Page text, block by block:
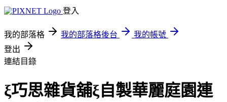
登入
我的部落格 我的部落格後台
我的帳號
登出
連結目錄
ξ巧思雜貨舖ξ自製華麗庭園連